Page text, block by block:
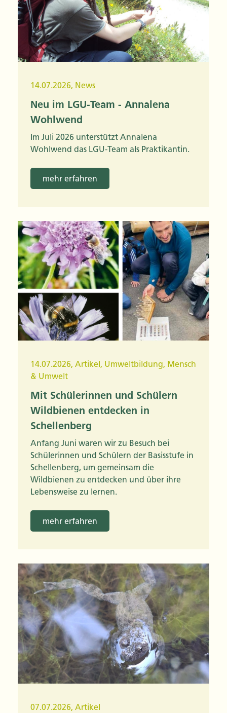
14.07.2026, News
Neu im LGU-Team - Annalena
Wohlwend
Im Juli 2026 unterstützt Annalena
Wohlwend das LGU-Team als Praktikantin.
mehr erfahren
14.07.2026, Artikel , Umweltbildung, Mensch
& Umwelt
Mit Schülerinnen und Schülern
Wildbienen entdecken in
Schellenberg
Anfang Juni waren wir zu Besuch bei
Schülerinnen und Schülern der Basisstufe in
Schellenberg, um gemeinsam die
Wildbienen zu entdecken und über ihre
Lebensweise zu lernen.
mehr erfahren
07.07.2026, Artikel